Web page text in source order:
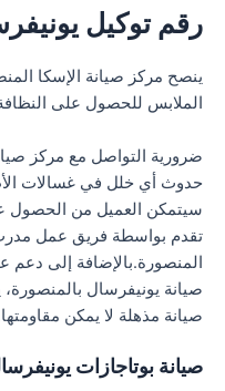
رقم توكيل
ينصح مركز صيانة الإسكا
الملابس للحصول على
ضرورية التواصل مع مركز
حدوث أي خلل في غسالات
سيتمكن العميل من الحصول
تقدم بواسطة فريق عمل
المنصورة.بالإضافة إلى دعم
صيانة يونيفرسال
صيانة مذهلة لا يمكن
صيانة بوتاجازات